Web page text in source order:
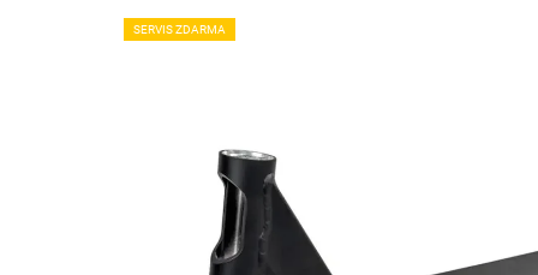
SERVIS ZDARMA